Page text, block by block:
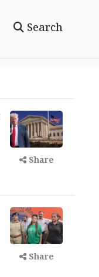
Search
Share
Share